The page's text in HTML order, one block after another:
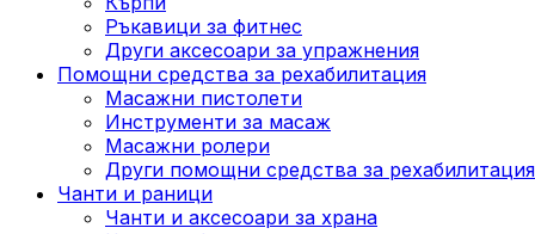
Ръкавици за фитнес
Други аксесоари за упражнения
Помощни средства за рехабилитация
Масажни пистолети
Инструменти за масаж
Масажни ролери
Други помощни средства за рехабилитация
Чанти и раници
Чанти и аксесоари за храна